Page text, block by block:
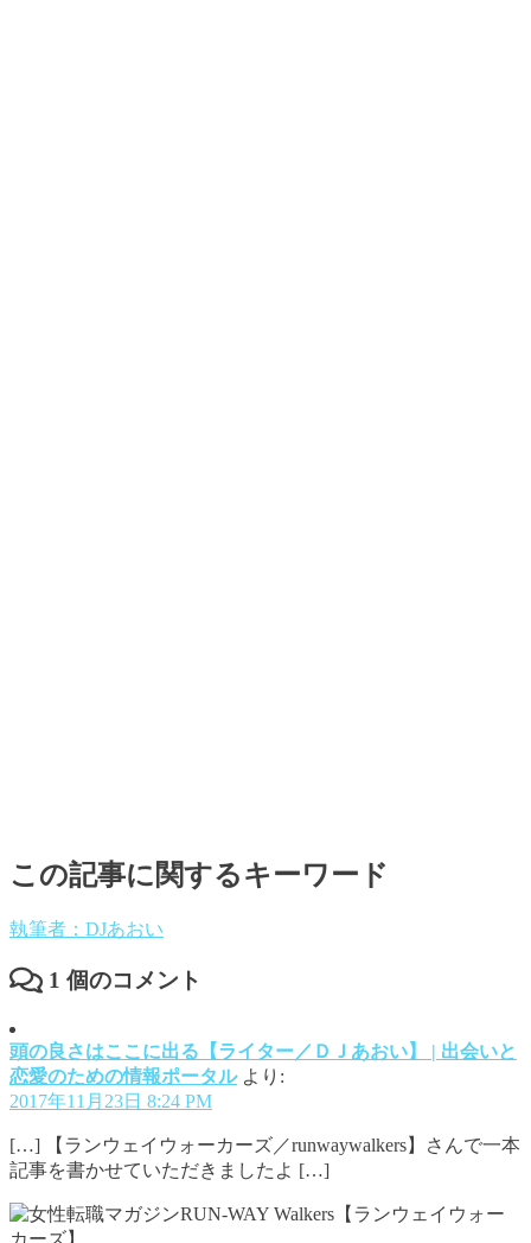
この記事に関するキーワード
執筆者：DJあおい
1 個のコメント
頭の良さはここに出る【ライター／ＤＪあおい】 | 出会いと
恋愛のための情報ポータル より:
2017年11月23日 8:24 PM
[…] 【ランウェイウォーカーズ／runwaywalkers】さんで一本
記事を書かせていただきましたよ […]